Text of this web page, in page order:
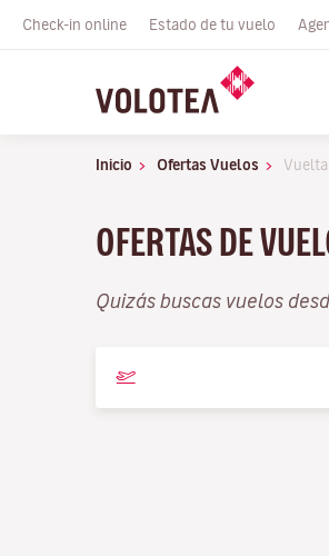
Check-in online Estado de tu vuelo
Inicio Ofertas Vuelos
OFERTAS DE
Quizás buscas vuelos